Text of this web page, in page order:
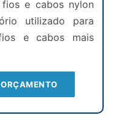
e cabos nylon
utilizado para
e cabos mais